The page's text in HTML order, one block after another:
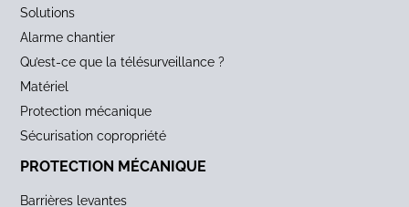
Solutions
Alarme chantier
Qu’est-ce que la télésurveillance ?
Matériel
Protection mécanique
Sécurisation copropriété
PROTECTION MÉCANIQUE
Barrières levantes